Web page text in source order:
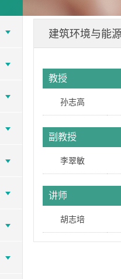
建筑环境与能
教授
孙志高
副教授
李翠敏
讲师
胡志培